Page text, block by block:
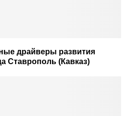
драйверы развития
Ставрополь (Кавказ)